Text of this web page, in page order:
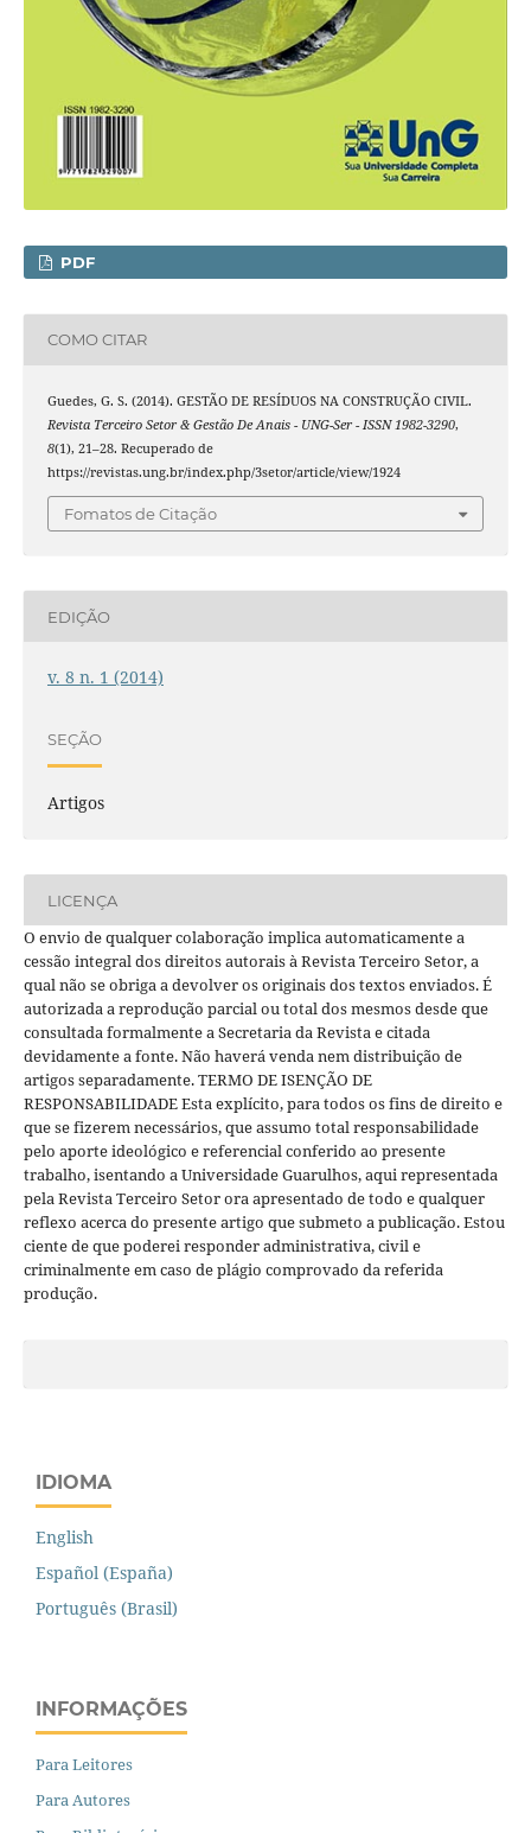
PDF
COMO CITAR
Guedes, G. S. (2014). GESTÃO DE RESÍDUOS NA CONSTRUÇÃO CIVIL.
Revista Terceiro Setor & Gestão De Anais - UNG-Ser - ISSN 1982-3290,
8(1), 21–28. Recuperado de
https://revistas.ung.br/index.php/3setor/article/view/1924
Fomatos de Citação
EDIÇÃO
v. 8 n. 1 (2014)
SEÇÃO
Artigos
LICENÇA
O envio de qualquer colaboração implica automaticamente a
cessão integral dos direitos autorais à Revista Terceiro Setor, a
qual não se obriga a devolver os originais dos textos enviados. É
autorizada a reprodução parcial ou total dos mesmos desde que
consultada formalmente a Secretaria da Revista e citada
devidamente a fonte. Não haverá venda nem distribuição de
artigos separadamente. TERMO DE ISENÇÃO DE
RESPONSABILIDADE Esta explícito, para todos os fins de direito e
que se fizerem necessários, que assumo total responsabilidade
pelo aporte ideológico e referencial conferido ao presente
trabalho, isentando a Universidade Guarulhos, aqui representada
pela Revista Terceiro Setor ora apresentado de todo e qualquer
reflexo acerca do presente artigo que submeto a publicação. Estou
ciente de que poderei responder administrativa, civil e
criminalmente em caso de plágio comprovado da referida
produção.
IDIOMA
English
Español (España)
Português (Brasil)
INFORMAÇÕES
Para Leitores
Para Autores